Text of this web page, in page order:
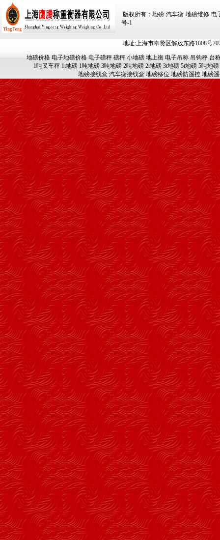
版权所有：地磅-汽车衡-地磅维修-电
号-1
地址:上海市奉贤区解放东路1008号
地磅价格 电子地磅价格 电子磅秤 磅秤 小地磅 地上衡 电子吊称 吊钩秤 台
1吨叉车秤 1t地磅 1吨地磅 3吨地磅 2吨地磅 2t地磅 3t地磅 5t地磅 5吨地磅
地磅接线盒 汽车衡接线盒 地磅移位 地磅防遥控 地磅